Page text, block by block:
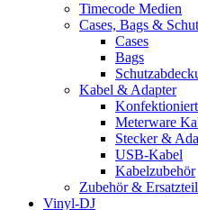
Timecode Medien
Cases, Bags &
Cases
Bags
Kabel & Adapter
Meterware
Stecker &
USB-Kabel
Kabelzubehör
Zubehör &
Vinyl-DJ